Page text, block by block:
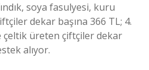
soya fasulyesi, kuru
dekar başına 366 TL; 4.
üreten çiftçiler dekar
alıyor.